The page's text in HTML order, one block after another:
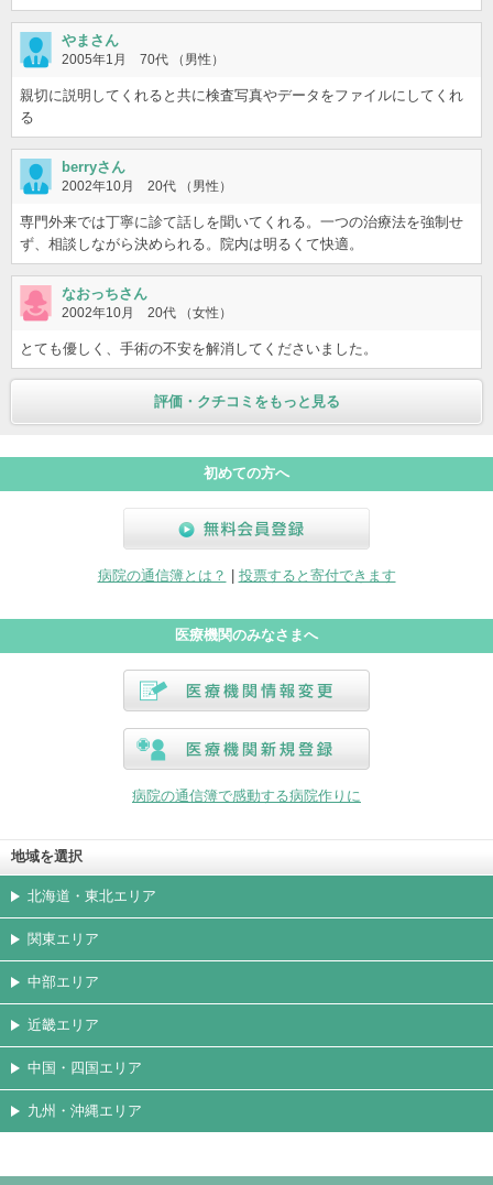
やまさん
2005年1月 70代 （男性）
親切に説明してくれると共に検査写真やデータをファイルにしてくれ
る
berryさん
2002年10月 20代 （男性）
専門外来では丁寧に診て話しを聞いてくれる。一つの治療法を強制せ
ず、相談しながら決められる。院内は明るくて快適。
なおっちさん
2002年10月 20代 （女性）
とても優しく、手術の不安を解消してくださいました。
評価・クチコミをもっと見る
初めての方へ
病院の通信簿とは？ | 投票すると寄付できます
医療機関のみなさまへ
病院の通信簿で感動する病院作りに
地域を選択
北海道・東北エリア
関東エリア
中部エリア
近畿エリア
中国・四国エリア
九州・沖縄エリア